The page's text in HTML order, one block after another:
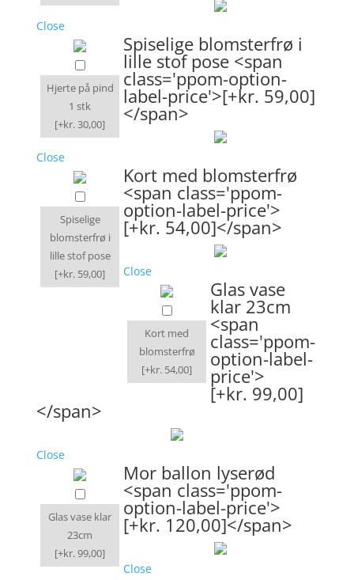
Close
Hjerte på pind
1 stk
[+kr. 30,00]
Spiselige blomsterfrø i
lille stof pose <span
class='ppom-option-
label-price'>[+kr. 59,00]
</span>
Close
Spiselige
blomsterfrø i
lille stof pose
[+kr. 59,00]
Kort med blomsterfrø
<span class='ppom-
option-label-price'>
[+kr. 54,00]</span>
Close
Kort med
blomsterfrø
[+kr. 54,00]
Glas vase
klar 23cm
<span
class='ppom-
option-label-
price'>
[+kr. 99,00]
</span>
Close
Glas vase klar
23cm
[+kr. 99,00]
Mor ballon lyserød
<span class='ppom-
option-label-price'>
[+kr. 120,00]</span>
Close